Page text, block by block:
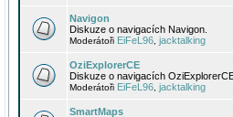
Navigon
Diskuze o navigacích Navigon.
Moderátoři EiFeL96 jacktalking
OziExplorerCE
Diskuze o navigacích
Moderátoři EiFeL96 jacktalking
SmartMaps